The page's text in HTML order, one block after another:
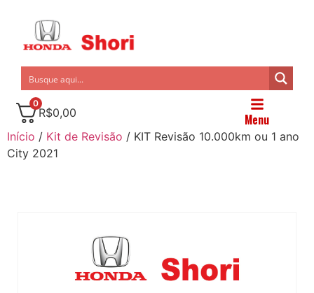
0
R$0,00 Menu
Início / Kit de Revisão / KIT Revisão 10.000km ou 1 ano
City 2021